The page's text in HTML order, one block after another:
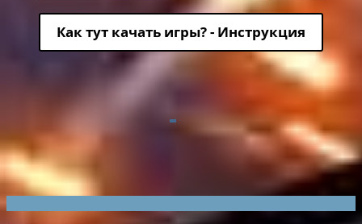
Как тут качать игры? - Инструкция